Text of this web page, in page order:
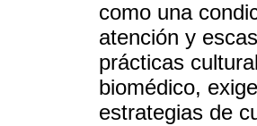
como una
atención y
prácticas
biomédico,
estrategias de